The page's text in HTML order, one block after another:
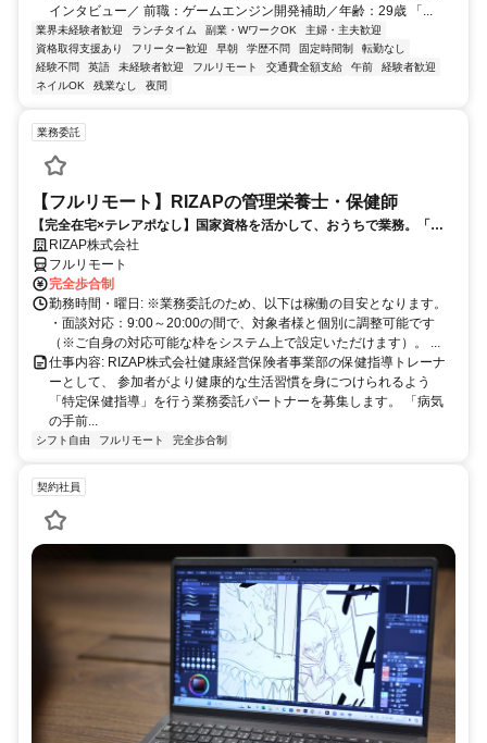
インタビュー／ 前職：ゲームエンジン開発補助／年齢：29歳 「...
業界未経験者歓迎 ランチタイム 副業・WワークOK
主婦・主夫歓迎
資格取得支援あり
フリーター歓迎 早朝 学歴不問 固定時間制
転勤なし
経験不問
英語 未経験者歓迎 フルリモート 交通費全額支給 午前
経験者歓迎
ネイルOK
残業なし 夜間
業務委託
【フルリモート】RIZAPの管理栄養士・保健師
【完全在宅×テレアポなし】国家資格を活かして、おうちで業務。「も
う一つの安心」を。主婦・Wワーカー活躍中！「平日の日中だけ」「夕
方以降の数時間だけ」など、生活リズムに合わせた時間調整が可能で
す。1件ごとの成果報酬型だから、頑張った分だけ手応えのある収入
に。充実のサポート体制で、安心の在宅ワークを始めませんか？
RIZAP株式会社
フルリモート
完全歩合制
勤務時間・曜日: ※業務委託のため、以下は稼働の目安となります。
・面談対応：9:00～20:00の間で、対象者様と個別に調整可能です
（※ご自身の対応可能な枠をシステム上で設定いただけます）。 ...
仕事内容: RIZAP株式会社健康経営保険者事業部の保健指導トレーナ
ーとして、 参加者がより健康的な生活習慣を身につけられるよう
「特定保健指導」を行う業務委託パートナーを募集します。 「病気
の手前...
シフト自由 フルリモート 完全歩合制
契約社員